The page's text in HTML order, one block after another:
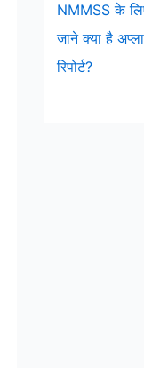
NMMSS के
जाने क्या है
रिपोर्ट?